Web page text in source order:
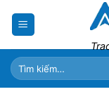
Tìm
kiếm: